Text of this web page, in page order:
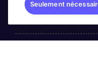
Seulement